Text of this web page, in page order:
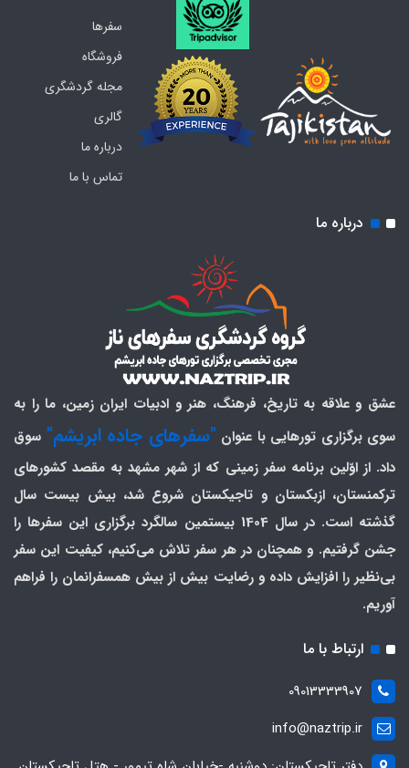
سفرها
فروشگاه
مجله گردشگری
گالری
درباره ما
تماس با ما
درباره ما
عشق و علاقه به تاریخ، فرهنگ، هنر و ادبیات ایران زمین، ما را به
سوی برگزاری تورهایی با عنوان "سفرهای جاده ابریشم" سوق
داد. از اوّلین برنامه سفر زمینی که از شهر مشهد به مقصد کشورهای
ترکمنستان، ازبکستان و تاجیکستان شروع شد، بیش بیست سال
گذشته است. در سال 1404 بیستمین سالگرد برگزاری این سفرها را
جشن گرفتیم. و همچنان در هر سفر تلاش می‌کنیم، کیفیت این سفر
بی‌نظیر را افزایش داده و رضایت بیش از بیش همسفرانمان را فراهم
آوریم.
ارتباط با ما
09013333907
info@naztrip.ir